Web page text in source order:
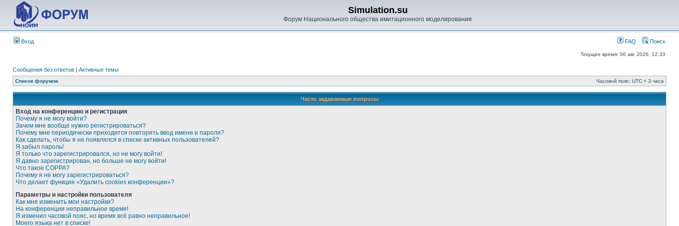
Simulation.su
Форум Национального общества имитационного моделирования
Вход FAQ Поиск
Текущее время: 06 авг 2026, 12:33
Сообщения без ответов | Активные темы
Список форумов Часовой пояс: UTC + 3 часа
Часто задаваемые вопросы
Вход на конференцию и регистрация
Почему я не могу войти?
Зачем мне вообще нужно регистрироваться?
Почему мне периодически приходится повторять ввод имени и пароля?
Как сделать, чтобы я не появлялся в списке активных пользователей?
Я забыл пароль!
Я только что зарегистрировался, но не могу войти!
Я давно зарегистрирован, но больше не могу войти!
Что такое COPPA?
Почему я не могу зарегистрироваться?
Что делает функция «Удалить cookies конференции»?
Параметры и настройки пользователя
Как мне изменить мои настройки?
На конференции неправильное время!
Я изменил часовой пояс, но время всё равно неправильное!
Моего языка нет в списке!